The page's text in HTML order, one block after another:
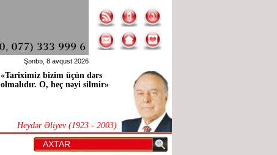
Şənbə, 8 avqust 2026
«Tariximiz bizim üçün dərs
olmalıdır. O, heç nəyi silmir»
Heydər Əliyev (1923 - 2003)